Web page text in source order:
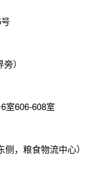
）
室606-608室
，粮食物流中心）